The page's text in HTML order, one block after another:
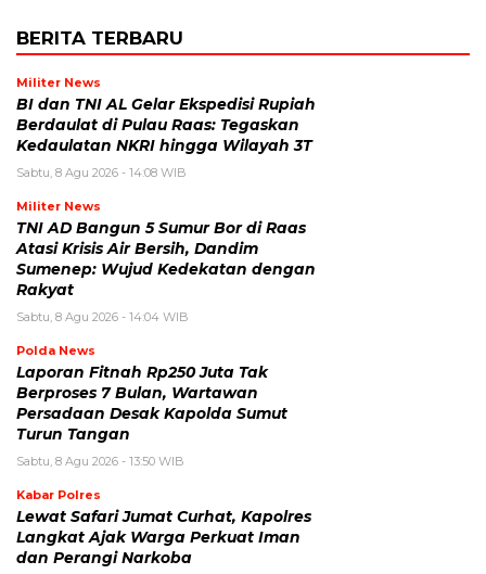
BERITA TERBARU
Militer News
BI dan TNI AL Gelar Ekspedisi Rupiah
Berdaulat di Pulau Raas: Tegaskan
Kedaulatan NKRI hingga Wilayah 3T
Sabtu, 8 Agu 2026 - 14:08 WIB
Militer News
TNI AD Bangun 5 Sumur Bor di Raas
Atasi Krisis Air Bersih, Dandim
Sumenep: Wujud Kedekatan dengan
Rakyat
Sabtu, 8 Agu 2026 - 14:04 WIB
Polda News
Laporan Fitnah Rp250 Juta Tak
Berproses 7 Bulan, Wartawan
Persadaan Desak Kapolda Sumut
Turun Tangan
Sabtu, 8 Agu 2026 - 13:50 WIB
Kabar Polres
Lewat Safari Jumat Curhat, Kapolres
Langkat Ajak Warga Perkuat Iman
dan Perangi Narkoba